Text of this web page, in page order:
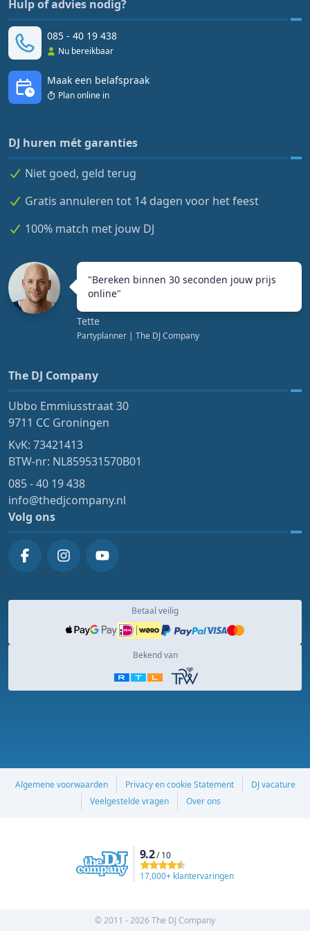
Hulp of advies nodig?
085 - 40 19 438
Nu bereikbaar
Maak een belafspraak
Plan online in
DJ huren mét garanties
Niet goed, geld terug
Gratis annuleren tot 14 dagen voor het feest
100% match met jouw DJ
"Bereken binnen 30 seconden jouw prijs
online"
Tette
Partyplanner | The DJ Company
The DJ Company
Ubbo Emmiusstraat 30
9711 CC Groningen
KvK: 73421413
BTW-nr: NL859531570B01
085 - 40 19 438
info@thedjcompany.nl
Volg ons
Betaal veilig
Bekend van
Algemene voorwaarden Privacy en cookie Statement
DJ vacature
Veelgestelde vragen
Over ons
9.2/ 10
17,000+ klantervaringen
© 2011 - 2026 The DJ Company